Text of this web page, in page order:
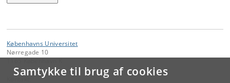
Samtykke til brug af cookies
Københavns Universitet
Nørregade 10